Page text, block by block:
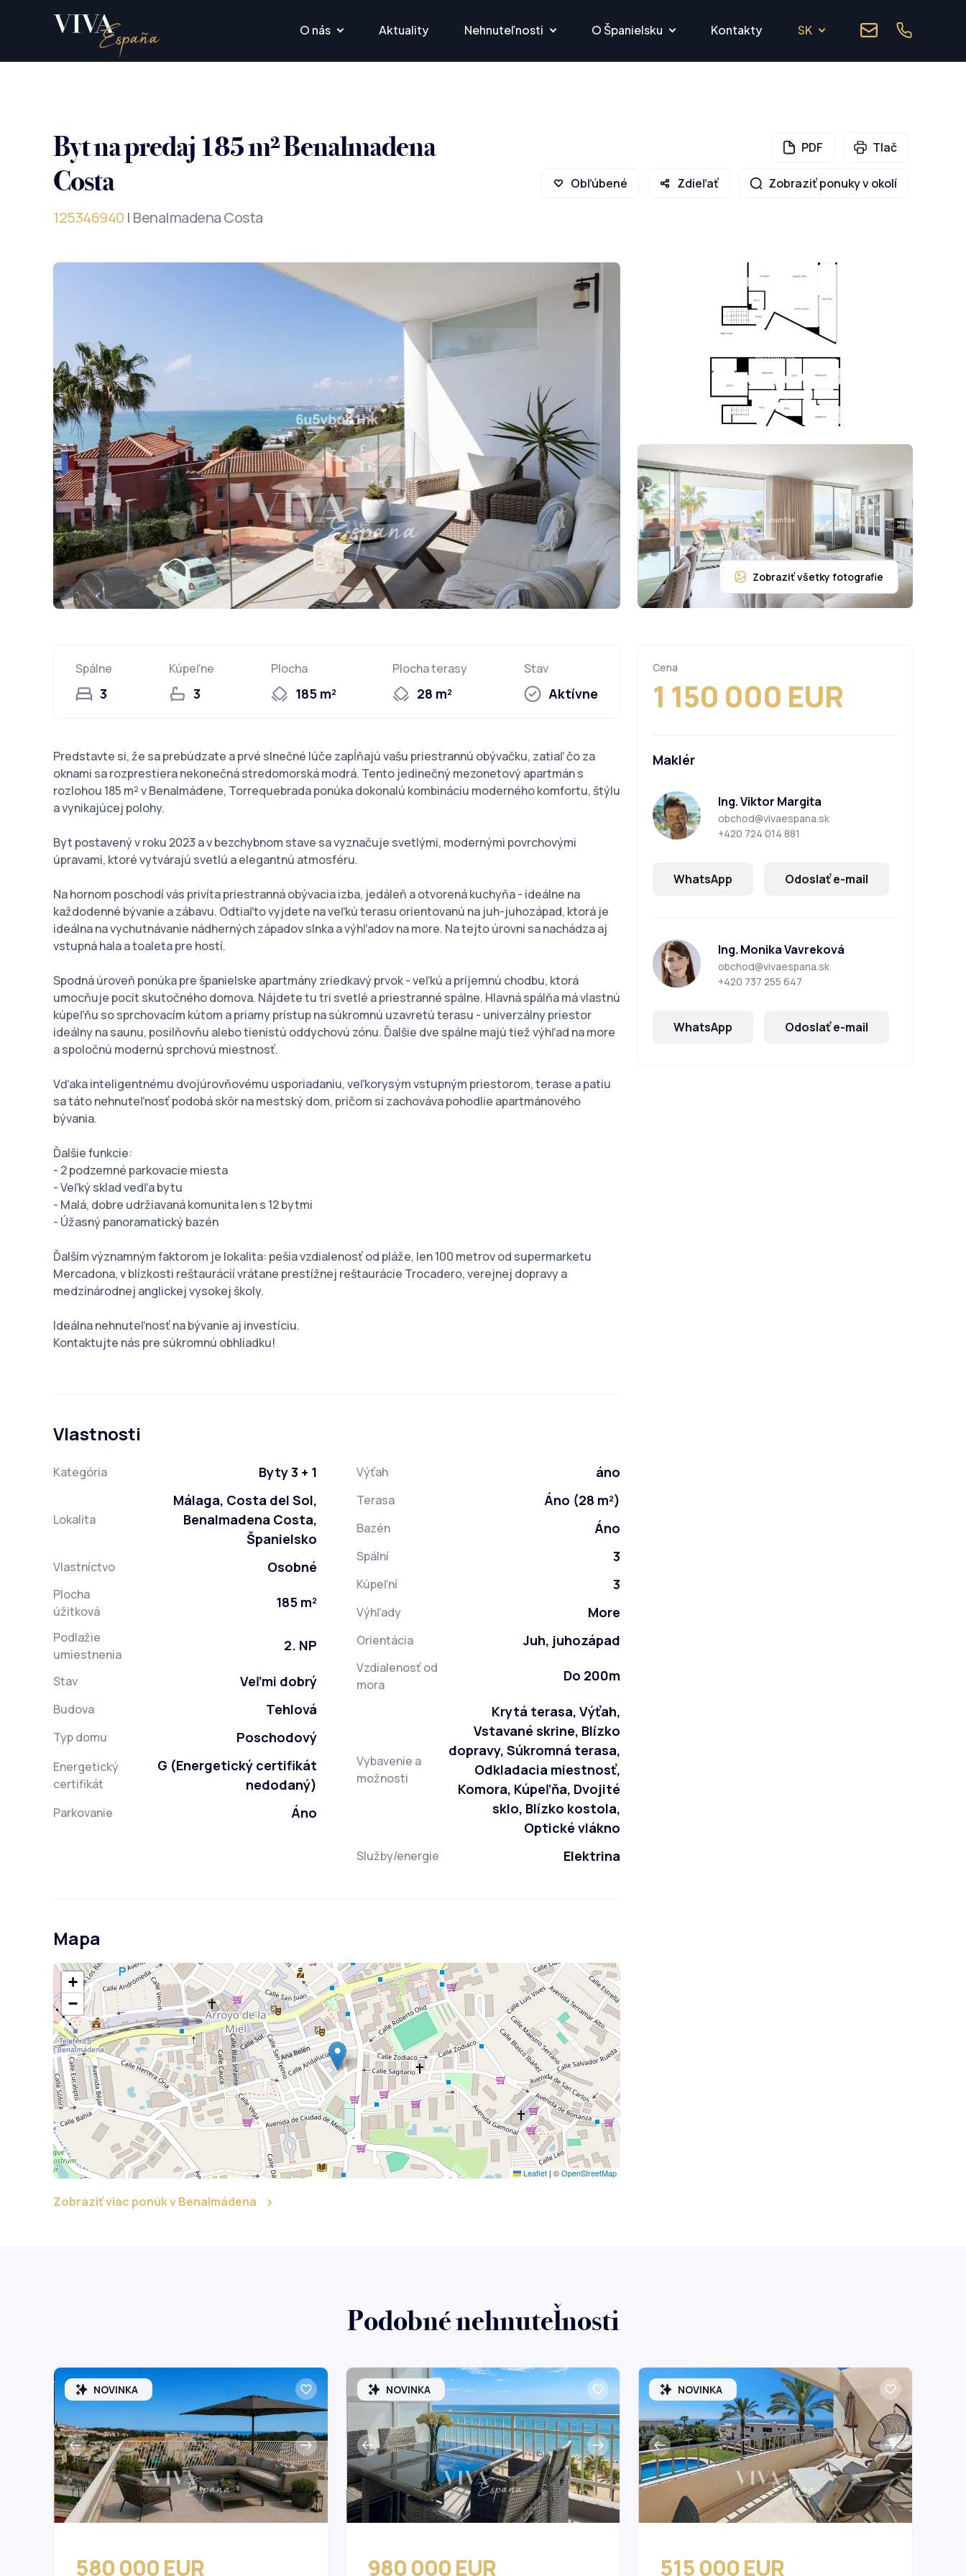
O nás Aktuality Nehnuteľnosti O Španielsku Kontakty SK
Byt na predaj 185 m² Benalmadena
Costa
125346940 | Benalmadena Costa
PDF Tlač
Obľúbené Zdieľať Zobraziť ponuky v okolí
Spálne
3
Kúpeľne
3
Plocha
185 m²
Plocha terasy
28 m²
Stav
Aktívne
Predstavte si, že sa prebúdzate a prvé slnečné lúče zapĺňajú vašu priestrannú obývačku, zatiaľ čo za
oknami sa rozprestiera nekonečná stredomorská modrá. Tento jedinečný mezonetový apartmán s
rozlohou 185 m² v Benalmádene, Torrequebrada ponúka dokonalú kombináciu moderného komfortu, štýlu
a vynikajúcej polohy.
Byt postavený v roku 2023 a v bezchybnom stave sa vyznačuje svetlými, modernými povrchovými
úpravami, ktoré vytvárajú svetlú a elegantnú atmosféru.
Na hornom poschodí vás privíta priestranná obývacia izba, jedáleň a otvorená kuchyňa - ideálne na
každodenné bývanie a zábavu. Odtiaľto vyjdete na veľkú terasu orientovanú na juh-juhozápad, ktorá je
ideálna na vychutnávanie nádherných západov slnka a výhľadov na more. Na tejto úrovni sa nachádza aj
vstupná hala a toaleta pre hostí.
Spodná úroveň ponúka pre španielske apartmány zriedkavý prvok - veľkú a príjemnú chodbu, ktorá
umocňuje pocit skutočného domova. Nájdete tu tri svetlé a priestranné spálne. Hlavná spálňa má vlastnú
kúpeľňu so sprchovacím kútom a priamy prístup na súkromnú uzavretú terasu - univerzálny priestor
ideálny na saunu, posilňovňu alebo tienistú oddychovú zónu. Ďalšie dve spálne majú tiež výhľad na more
a spoločnú modernú sprchovú miestnosť.
Vďaka inteligentnému dvojúrovňovému usporiadaniu, veľkorysým vstupným priestorom, terase a patiu
sa táto nehnuteľnosť podobá skôr na mestský dom, pričom si zachováva pohodlie apartmánového
bývania.
Ďalšie funkcie:
- 2 podzemné parkovacie miesta
- Veľký sklad vedľa bytu
- Malá, dobre udržiavaná komunita len s 12 bytmi
- Úžasný panoramatický bazén
Ďalším významným faktorom je lokalita: pešia vzdialenosť od pláže, len 100 metrov od supermarketu
Mercadona, v blízkosti reštaurácií vrátane prestížnej reštaurácie Trocadero, verejnej dopravy a
medzinárodnej anglickej vysokej školy.
Ideálna nehnuteľnosť na bývanie aj investíciu.
Kontaktujte nás pre súkromnú obhliadku!
Vlastnosti
Kategória Byty 3 + 1
Lokalita
Málaga, Costa del Sol,
Benalmadena Costa,
Španielsko
Vlastníctvo Osobné
Plocha
úžitková
185 m²
Podlažie
umiestnenia
2. NP
Stav Veľmi dobrý
Budova Tehlová
Typ domu Poschodový
Energetický
certifikát
G (Energetický certifikát
nedodaný)
Parkovanie Áno
Výťah áno
Terasa Áno (28 m²)
Bazén Áno
Spální 3
Kúpeľní 3
Výhľady More
Orientácia Juh, juhozápad
Vzdialenosť od
mora
Do 200m
Vybavenie a
možnosti
Krytá terasa, Výťah,
Vstavané skrine, Blízko
dopravy, Súkromná terasa,
Odkladacia miestnosť,
Komora, Kúpeľňa, Dvojité
sklo, Blízko kostola,
Optické vlákno
Služby/energie Elektrina
Mapa
+
−
Leaflet | ©OpenStreetMap
Zobraziť viac ponúk v Benalmádena
Cena
1 150 000 EUR
Maklér
Ing. Viktor Margita
obchod@vivaespana.sk
+420 724 014 881
WhatsApp Odoslať e-mail
Ing. Monika Vavreková
obchod@vivaespana.sk
+420 737 255 647
WhatsApp Odoslať e-mail
Podobné nehnuteľnosti
NOVINKA
580 000 EUR
NOVINKA
980 000 EUR
NOVINKA
515 000 EUR